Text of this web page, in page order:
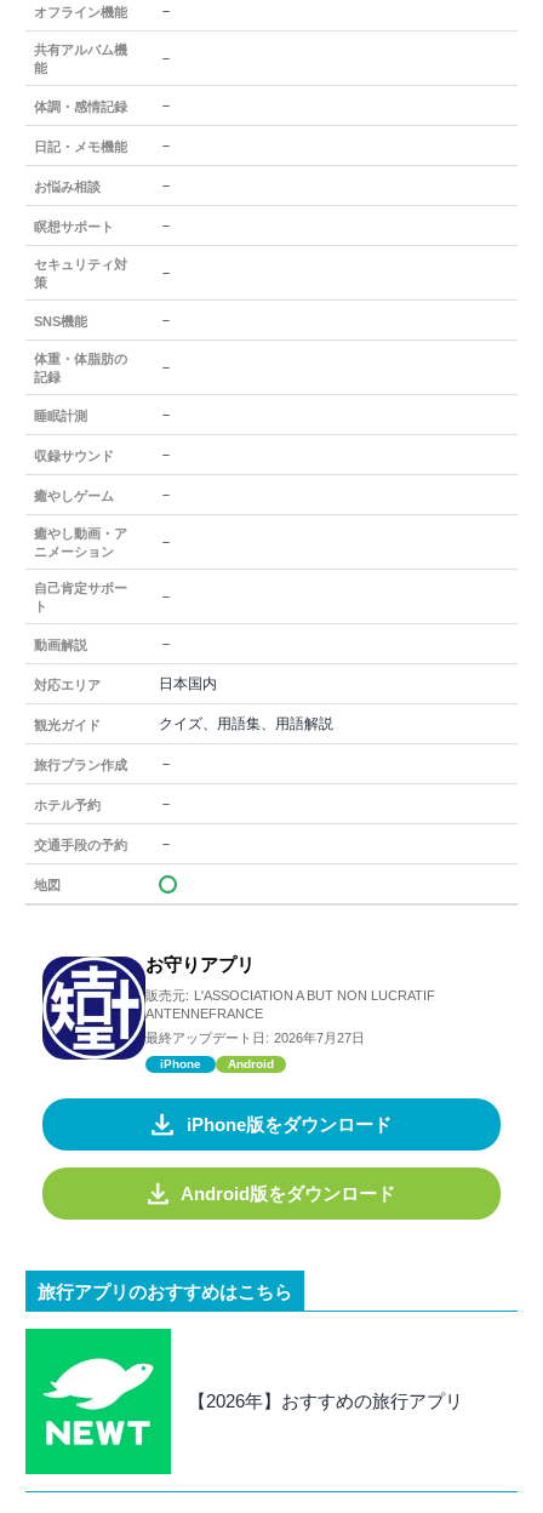
オフライン機能 －
共有アルバム機
能
－
体調・感情記録 －
日記・メモ機能 －
お悩み相談 －
瞑想サポート －
セキュリティ対
策
－
SNS機能 －
体重・体脂肪の
記録
－
睡眠計測 －
収録サウンド －
癒やしゲーム －
癒やし動画・ア
ニメーション
－
自己肯定サポー
ト
－
動画解説 －
対応エリア 日本国内
観光ガイド クイズ、用語集、用語解説
旅行プラン作成 －
ホテル予約 －
交通手段の予約 －
地図
お守りアプリ
販売元: L'ASSOCIATION A BUT NON LUCRATIF
ANTENNEFRANCE
最終アップデート日: 2026年7月27日
iPhone Android
iPhone版をダウンロード
Android版をダウンロード
旅行アプリのおすすめはこちら
【2026年】おすすめの旅行アプリ